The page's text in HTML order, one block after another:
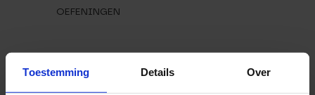
Toestemming Details Over
OEFENINGEN